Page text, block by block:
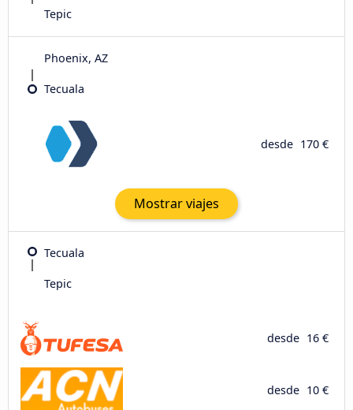
Tepic
Phoenix, AZ
Tecuala
desde 170 €
Mostrar viajes
Tecuala
Tepic
desde 16 €
desde 10 €